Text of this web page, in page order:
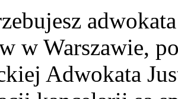
w Warszawie,
Adwokata